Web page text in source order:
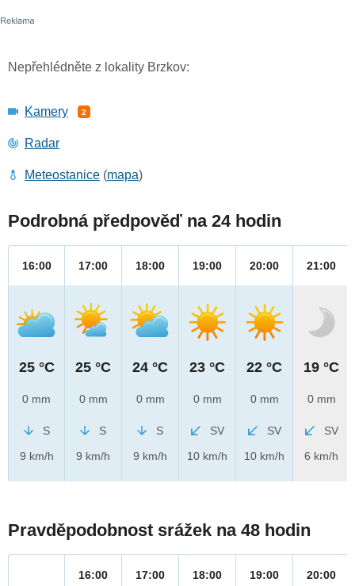
Nepřehlédněte z lokality Brzkov:
Kamery 2
Radar
Meteostanice (mapa)
Podrobná předpověď na 24 hodin
16:00
25 °C
0 mm
S
9 km/h
17:00
25 °C
0 mm
S
9 km/h
18:00
24 °C
0 mm
S
9 km/h
19:00
23 °C
0 mm
SV
10 km/h
20:00
22 °C
0 mm
SV
10 km/h
21:00
19 °C
0 mm
SV
6 km/h
Pravděpodobnost srážek na 48 hodin
16:00
17:00
18:00
19:00
20:00